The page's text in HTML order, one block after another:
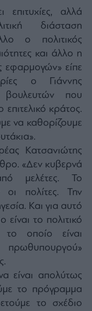
επιτυχίες, αλλά
διάσταση
ο πολιτικός
και άλλο η
εφαρμογών» είπε
ο Γιάννης
που
κράτος.
να καθορίζουμε
Κατσανιώτης
«Δεν κυβερνά
μελέτες. Το
πολίτες. Την
Και για αυτό
είναι το πολιτικό
οποίο είναι
είναι απολύτως
το πρόγραμμα
το σχέδιο